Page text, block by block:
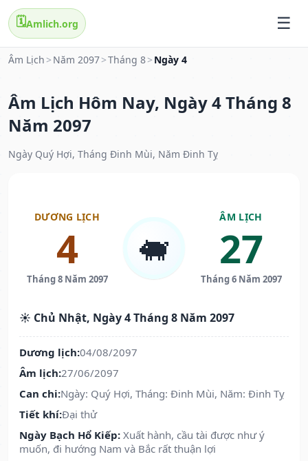
🗓️Amlich.org
Âm Lịch > Năm 2097>Tháng 8> Ngày 4
Âm Lịch Hôm Nay, Ngày 4 Tháng 8
Năm 2097
Ngày Quý Hợi, Tháng Đinh Mùi, Năm Đinh Tỵ
DƯƠNG LỊCH
4
Tháng 8 Năm 2097
🐖
ÂM LỊCH
27
Tháng 6 Năm 2097
☀️ Chủ Nhật, Ngày 4 Tháng 8 Năm 2097
Dương lịch:04/08/2097
Âm lịch:27/06/2097
Can chi:Ngày: Quý Hợi, Tháng: Đinh Mùi, Năm: Đinh Tỵ
Tiết khí:Đại thử
Ngày Bạch Hổ Kiếp: Xuất hành, cầu tài được như ý
muốn, đi hướng Nam và Bắc rất thuận lợi